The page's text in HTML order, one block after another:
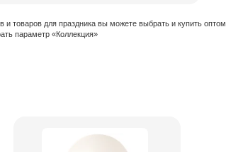
товаров для праздника вы можете выбрать и купить оптом
параметр «Коллекция»